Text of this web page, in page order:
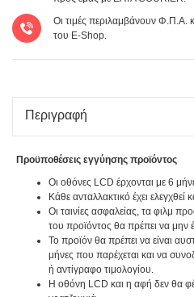
Οι τιμές περιλαμβάνουν Φ.Π.Α.
του E-Shop.
Περιγραφή
Προϋποθέσεις εγγύησης προϊόντος
Οι οθόνες LCD έρχονται με 6
Κάθε ανταλλακτικό έχει ελεγχθεί
Οι ταινίες ασφαλείας, τα φιλμ
του προϊόντος θα πρέπει να μην
Το προϊόν θα πρέπει να είναι
μήνες που παρέχεται και να
ή αντίγραφο τιμολογίου.
Η οθόνη LCD και η αφή δεν θα